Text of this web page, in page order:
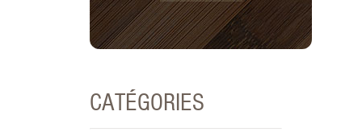
sur Spend Smart. Mangez
intelligemment. Il existe plusieurs
vidéos de produits, et celles que nous
un melon (le préféré de mon mari !) et
CATÉGORIES